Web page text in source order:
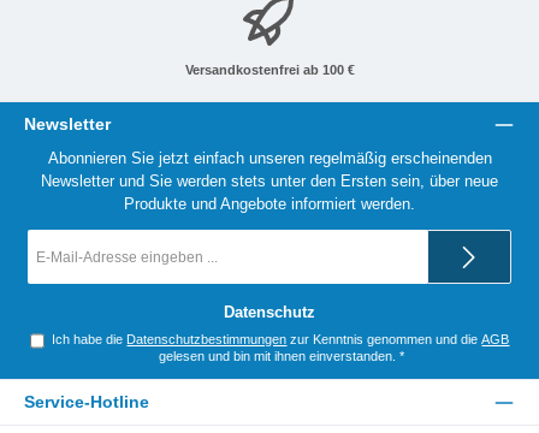
Versandkostenfrei ab 100 €
Newsletter
Abonnieren Sie jetzt einfach unseren regelmäßig erscheinenden
Newsletter und Sie werden stets unter den Ersten sein, über neue
Produkte und Angebote informiert werden.
Mail-
Datenschutz
Ich habe die Datenschutzbestimmungen zur Kenntnis genommen und dieAGB
gelesen und bin mit ihnen einverstanden. *
Service-Hotline